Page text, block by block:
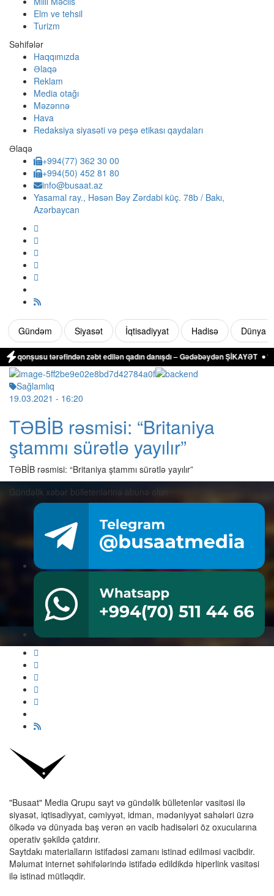
Elm ve tehsil
Turizm
Səhifələr
Haqqımızda
Əlaqə
Reklam
Media otağı
Məzənnə
Hava
Redaksiya siyasəti və peşə etikası qaydaları
Əlaqə
+994(77) 362 30 00
+994(50) 452 81 80
info@busaat.az
Yasamal ray., Həsən Bəy Zərdabi küç. 78b / Bakı,
Azərbaycan
Gündəm Siyasət İqtisadiyyat Hadisə Dünya
qonşusu tərəfindən zəbt edilən qadın danışdı – Gədəbəydən ŞİKAYƏT
Sağlamlıq
19.03.2021 - 16:20
TƏBİB rəsmisi: “Britaniya
ştammı sürətlə yayılır”
TƏBİB rəsmisi: “Britaniya ştammı sürətlə yayılır”
Gündəlik xəbər bülletenlərinə abunə olun
"Busaat" Media Qrupu sayt və gündəlik bülletenlər vasitəsi ilə
siyasət, iqtisadiyyat, cəmiyyət, idman, mədəniyyət sahələri üzrə
ölkədə və dünyada baş verən ən vacib hadisələri öz oxucularına
operativ şəkildə çatdırır.
Saytdakı materialların istifadəsi zamanı istinad edilməsi vacibdir.
Məlumat internet səhifələrində istifadə edildikdə hiperlink vasitəsi
ilə istinad mütləqdir.